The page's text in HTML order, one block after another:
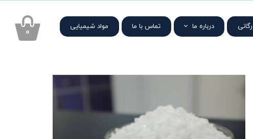
۰ درباره ما تماس با ما مواد شیمیایی